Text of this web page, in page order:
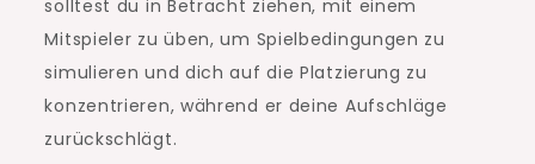
solltest du in Betracht ziehen, mit einem
Mitspieler zu üben, um Spielbedingungen zu
simulieren und dich auf die Platzierung zu
konzentrieren, während er deine Aufschläge
zurückschlägt.